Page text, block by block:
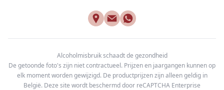
Alcoholmisbruik schaadt de gezondheid
De getoonde foto's zijn niet contractueel. Prijzen en jaargangen kunnen op
elk moment worden gewijzigd. De productprijzen zijn alleen geldig in
België. Deze site wordt beschermd door reCAPTCHA Enterprise